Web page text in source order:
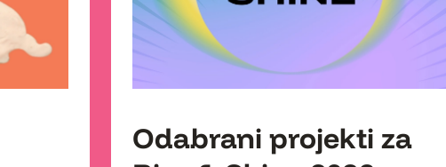
Odabrani projekti za